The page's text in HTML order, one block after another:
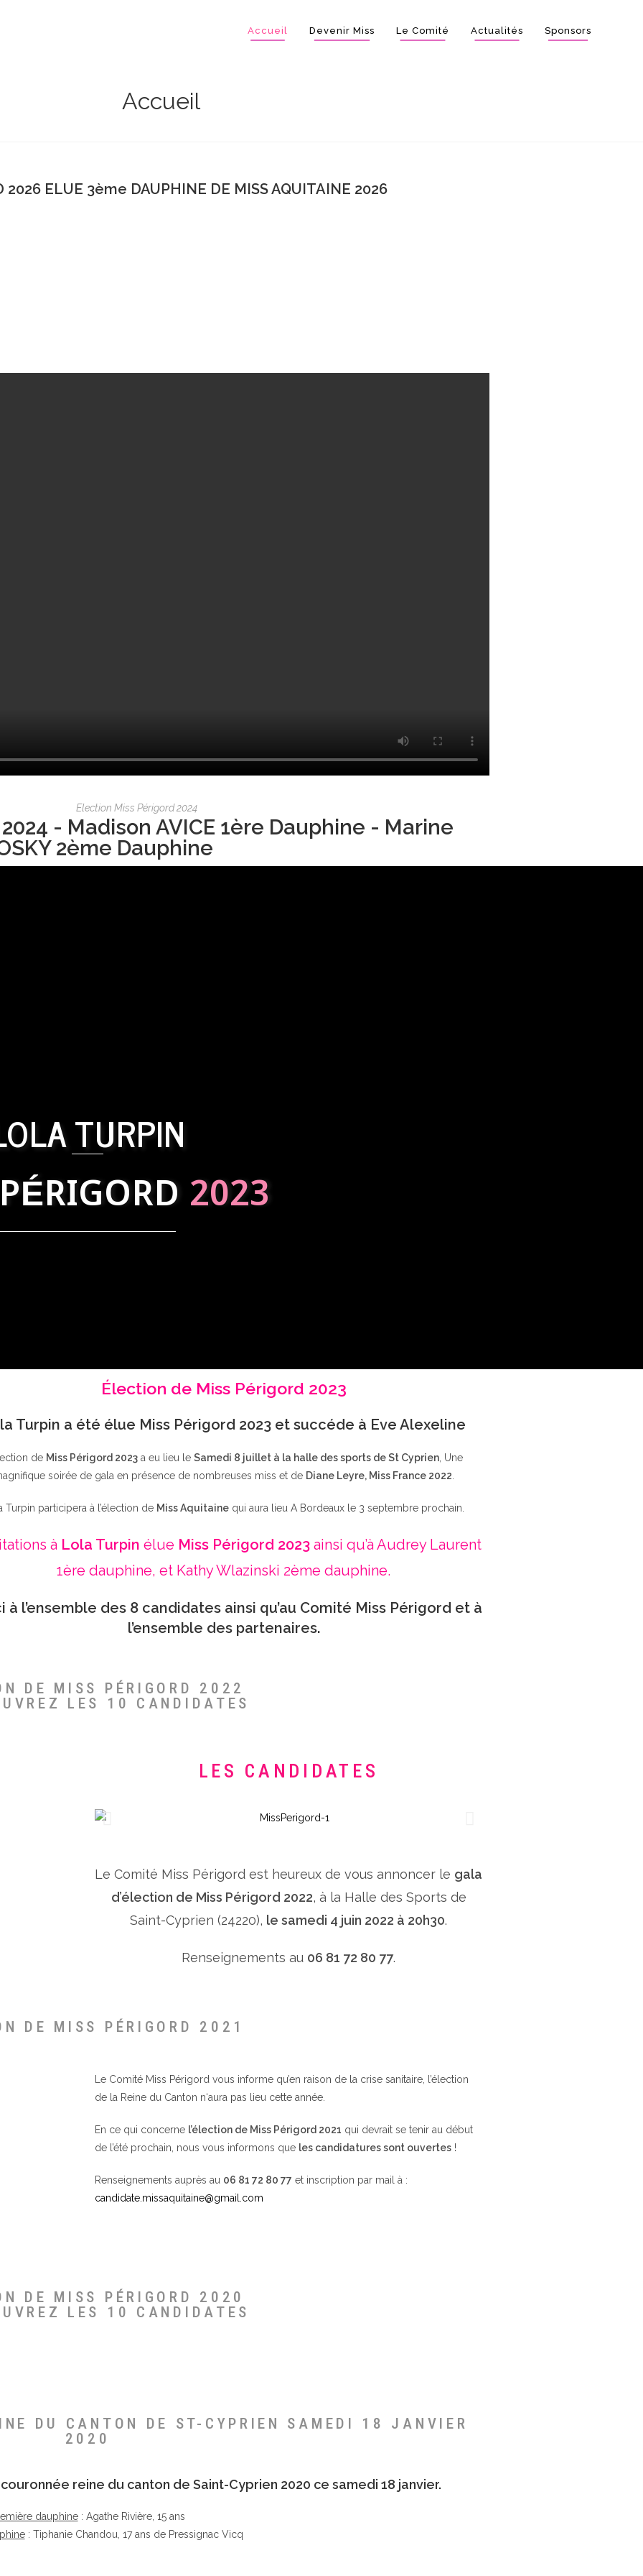
Accueil Devenir Miss Le Comité Actualités Sponsors
Accueil
2026 ELUE 3ème DAUPHINE DE MISS AQUITAINE 2026
Election Miss Périgord 2024
- Madison AVICE 1ère Dauphine - Marine
2ème Dauphine
TURPIN
2023
Élection de Miss Périgord 2023
Turpin a été élue Miss Périgord 2023 et succéde à Eve Alexeline
de Miss Périgord 2023a eu lieu le Samedi 8 juillet à la halle des sports de St Cyprien, Une
soirée de gala en présence de nombreuses miss et de Diane Leyre, Miss France 2022
Turpin participera à l’élection de Miss Aquitaine qui aura lieu A Bordeaux le 3 septembre prochain.
à Lola Turpin élue Miss Périgord 2023ainsi qu’à Audrey Laurent
1ère dauphine, et Kathy Wlazinski 2ème dauphine.
à l’ensemble des 8 candidates ainsi qu’au Comité Miss Périgord et à
l’ensemble des partenaires.
DE MISS PÉRIGORD 2022
LES 10 CANDIDATES
LES CANDIDATES
Le Comité Miss Périgord est heureux de vous annoncer le gala
d’élection de Miss Périgord 2022, à la Halle des Sports de
Saint-Cyprien (24220), le samedi 4 juin 2022 à 20h30.
Renseignements au 06 81 72 80 77.
DE MISS PÉRIGORD 2021
Le Comité Miss Périgord vous informe qu’en raison de la crise sanitaire, l’élection
de la Reine du Canton n‘aura pas lieu cette année.
En ce qui concerne l’élection de Miss Périgord 2021 qui devrait se tenir au début
de l’été prochain, nous vous informons que les candidatures sont ouvertes !
Renseignements auprès au 06 81 72 80 77 et inscription par mail à :
candidate.missaquitaine@gmail.com
DE MISS PÉRIGORD 2020
LES 10 CANDIDATES
DU CANTON DE ST-CYPRIEN SAMEDI 18 JANVIER
2020
couronnée reine du canton de Saint-Cyprien 2020 ce samedi 18 janvier.
dauphine: Agathe Rivière, 15 ans
: Tiphanie Chandou, 17 ans de Pressignac Vicq